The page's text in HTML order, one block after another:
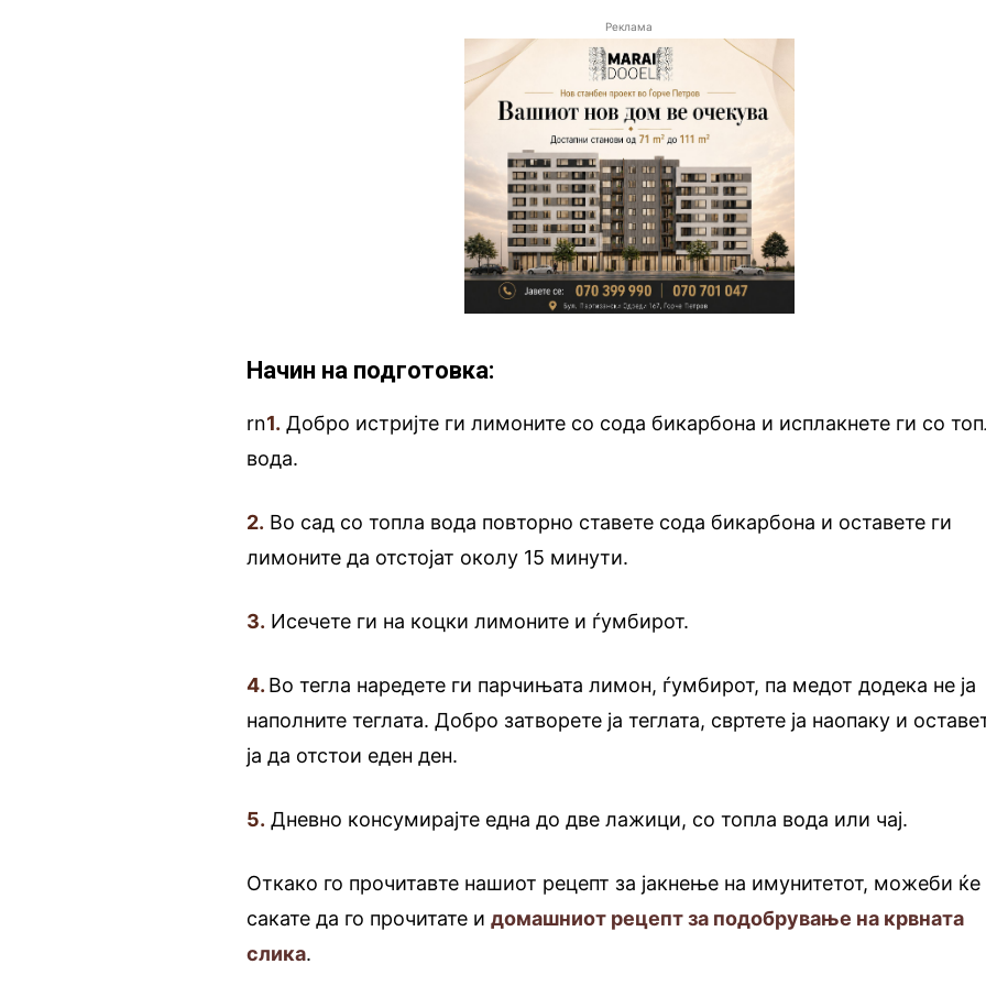
Реклама
Начин на подготовка:
rn1. Добро истријте ги лимоните со сода бикарбона и исплакнете ги со
вода.
2. Во сад со топла вода повторно ставете сода бикарбона и оставете ги
лимоните да отстојат околу 15 минути.
3. Исечете ги на коцки лимоните и ѓумбирот.
4. Во тегла наредете ги парчињата лимон, ѓумбирот, па медот додека не ја
наполните теглата. Добро затворете ја теглата, свртете ја наопаку и
ја да отстои еден ден.
5. Дневно консумирајте една до две лажици, со топла вода или чај.
Откако го прочитавте нашиот рецепт за јакнење на имунитетот, можеби ќе
сакате да го прочитате идомашниот рецепт за подобрување на крвната
слика.